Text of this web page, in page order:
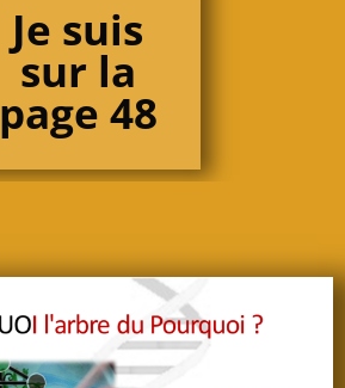
Je suis
sur la
page 48